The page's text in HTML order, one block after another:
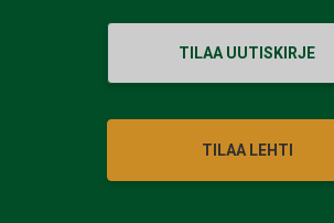
TILAA UUTISKIRJE
TILAA LEHTI